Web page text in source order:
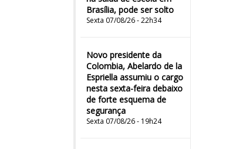
Brasília, pode ser solto
Sexta 07/08/26 - 22h34
Novo presidente da
Colombia, Abelardo de la
Espriella assumiu o cargo
nesta sexta-feira debaixo
de forte esquema de
segurança
Sexta 07/08/26 - 19h24